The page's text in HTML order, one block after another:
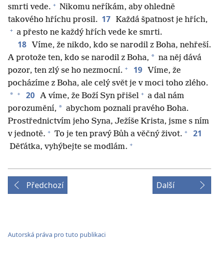
smrti vede. + Nikomu neříkám, aby ohledně
takového hříchu prosil. 17 Každá špatnost je hřích,
+ a přesto ne každý hřích vede ke smrti.
18
Víme, že nikdo, kdo se narodil z Boha, nehřeší.
A protože ten, kdo se narodil z Boha, * na něj dává
pozor, ten zlý se ho nezmocní. + 19
Víme, že
pocházíme z Boha, ale celý svět je v moci toho zlého.
* + 20 A víme, že Boží Syn přišel + a dal nám
porozumění, * abychom poznali pravého Boha.
Prostřednictvím jeho Syna, Ježíše Krista, jsme s ním
v jednotě. + To je ten pravý Bůh a věčný život. + 21
Děťátka, vyhýbejte se modlám. +
Předchozí Další
Autorská práva pro tuto publikaci